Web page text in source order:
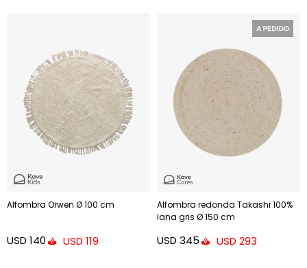
Alfombra Orwen Ø 100 cm
USD 140 USD 119
Alfombra redonda Takashi 100%
lana gris Ø 150 cm
USD 345 USD 293